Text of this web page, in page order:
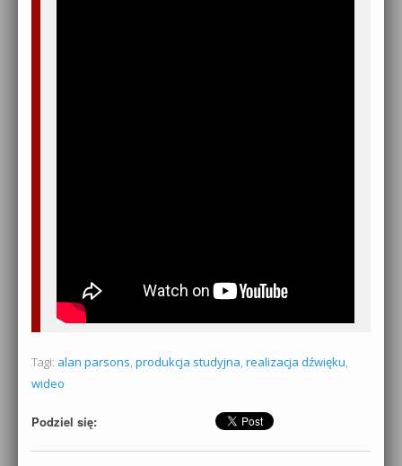
Tagi: alan parsons, produkcja studyjna, realizacja dźwięku,
wideo
Podziel się: